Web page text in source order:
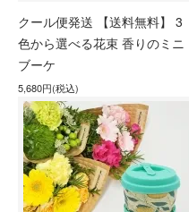
クール便発送 【送料無料】 3
色から選べる花束 香りのミニ
ブーケ
5,680円(税込)